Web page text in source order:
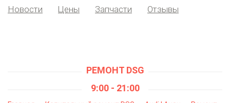
Новости
Цены Запчасти Отзывы
РЕМОНТ DSG
9:00 - 21:00